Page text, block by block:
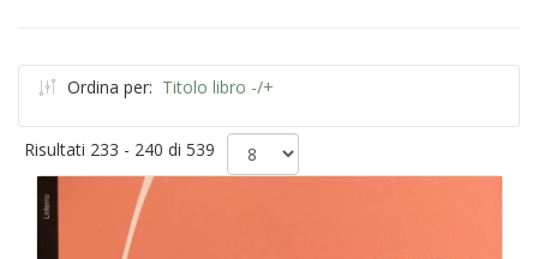
Ordina per: Titolo libro -/+
Risultati 233 - 240 di 539